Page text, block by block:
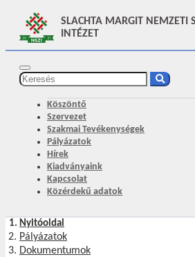
SLACHTA MARGIT NEMZETI
INTÉZET
Köszöntő
Szervezet
Szakmai Tevékenységek
Pályázatok
Hírek
Kiadványaink
Kapcsolat
Közérdekű adatok
Nyitóoldal
Pályázatok
Dokumentumok